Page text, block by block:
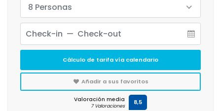
8 Personas
Cálculo de tarifa vía calendario
Añadir a sus favoritos
Valoración media
7 Valoraciones 8,5